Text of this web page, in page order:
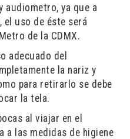
audiometro, ya que a
el uso de éste será
de la CDMX.
adecuado del
la nariz y
para retirarlo se debe
la tela.
al viajar en el
a las medidas de higiene